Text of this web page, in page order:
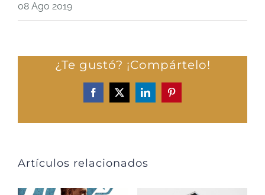
08 Ago 2019
¿Te gustó? ¡Compártelo!
Facebook
X LinkedInPinterest
Artículos relacionados